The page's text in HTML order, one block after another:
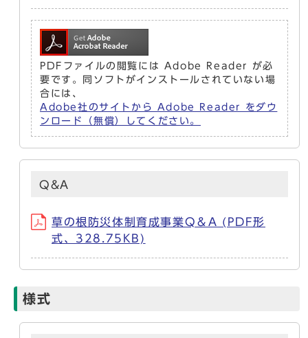
PDFファイルの閲覧には Adobe Reader が必
要です。同ソフトがインストールされていない場
合には、
Adobe社のサイトから Adobe Reader をダウ
ンロード（無償）してください。
Q&A
草の根防災体制育成事業Q＆A (PDF形
式、328.75KB)
様式